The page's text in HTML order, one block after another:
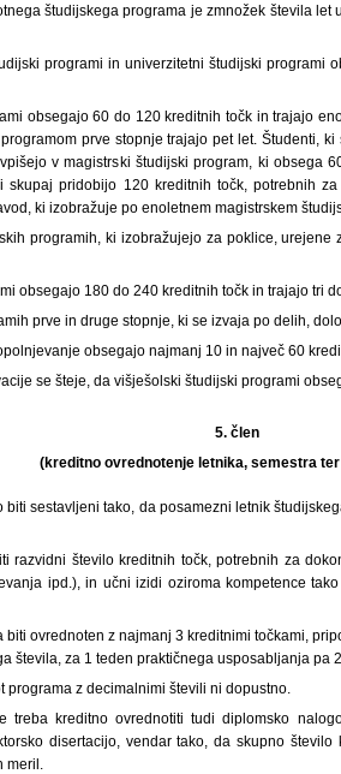
študijskega programa je zmnožek števila
programi in univerzitetni študijski programi
obsegajo 60 do 120 kreditnih točk in trajajo
prve stopnje trajajo pet let. Študenti,
v magistrski študijski program, ki obsega
pridobijo 120 kreditnih točk, potrebnih
ki izobražuje po enoletnem magistrskem
programih, ki izobražujejo za poklice,
obsegajo 180 do 240 kreditnih točk in trajajo tri
prve in druge stopnje, ki se izvaja po delih,
obsegajo najmanj 10 in največ 60
se šteje, da višješolski študijski programi
5. člen
(kreditno ovrednotenje letnika, semestra
biti sestavljeni tako, da posamezni letnik
razvidni število kreditnih točk, potrebnih za
ipd.), in učni izidi oziroma kompetence
biti ovrednoten z najmanj 3 kreditnimi točkami,
števila, za 1 teden praktičnega usposabljanja pa
programa z decimalnimi števili ni dopustno.
treba kreditno ovrednotiti tudi diplomsko
disertacijo, vendar tako, da skupno
meril.